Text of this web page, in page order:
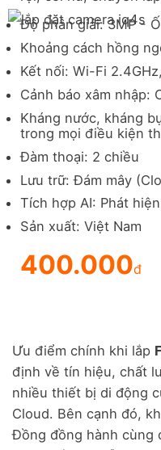
Độ phân giải: 3MP -
Khoảng cách hồng
Kết nối: Wi-Fi
Cảnh báo xâm nhập:
Kháng nước, kháng
trong mọi điều kiện
Đàm thoại: 2 chiều
Lưu trữ: Đám mây
Tích hợp AI: Phát
Sản xuất: Việt Nam
400.000đ
Ưu điểm chính khi lắp
định về tín hiệu, chất
nhiều thiết bị di động
Cloud. Bên cạnh đó,
Đồng đồng hành cùng